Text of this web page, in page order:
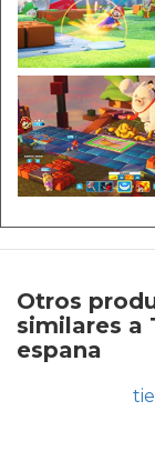
Otros
similares a
espana